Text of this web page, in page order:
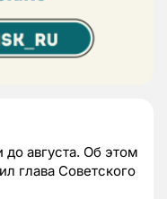
августа. Об этом
глава Советского